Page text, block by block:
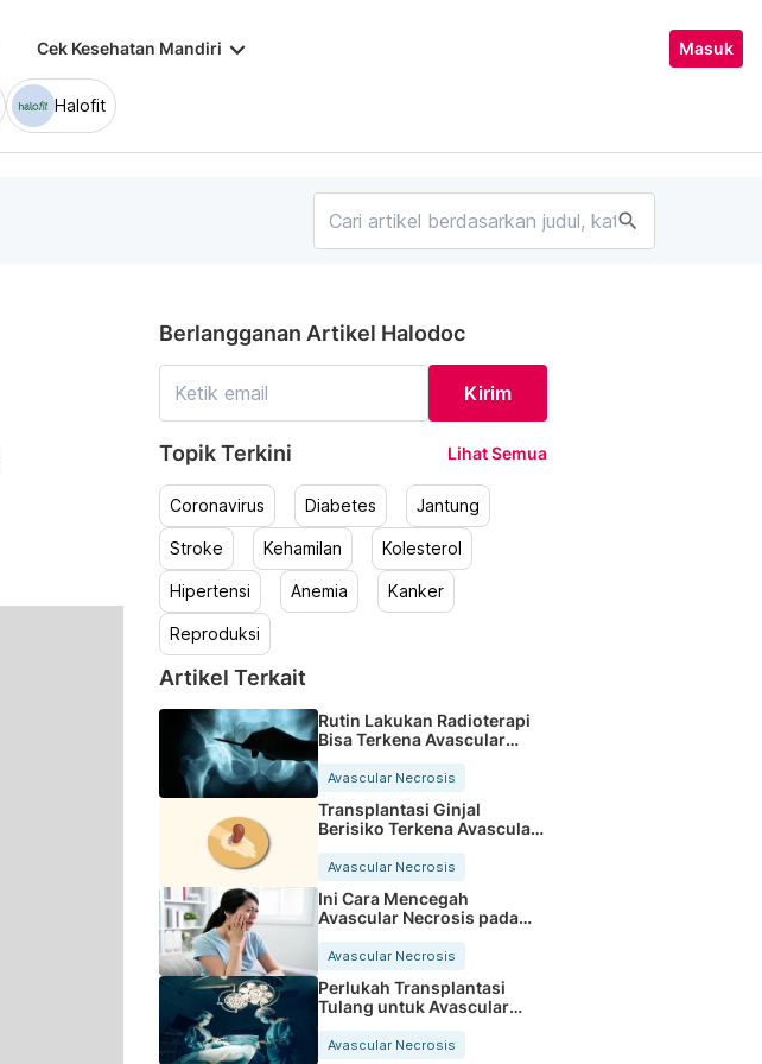
Cek Kesehatan Mandiri keyboard_arrow_down Masuk
Halofit
search
Berlangganan Artikel Halodoc
Kirim
Topik Terkini Lihat Semua
Coronavirus Diabetes Jantung
Stroke Kehamilan Kolesterol
Hipertensi Anemia Kanker
Reproduksi
Artikel Terkait
Rutin Lakukan Radioterapi
Bisa Terkena Avascular
Necrosis?
Avascular Necrosis
Transplantasi Ginjal
Berisiko Terkena Avascular
Avascular Necrosis
Ini Cara Mencegah
Avascular Necrosis pada
Avascular Necrosis
Perlukah Transplantasi
Tulang untuk Avascular
Necrosis?
Avascular Necrosis